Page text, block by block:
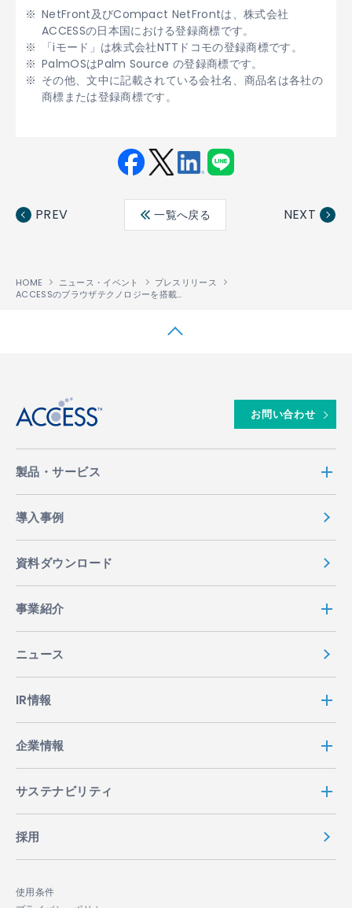
NetFront及びCompact NetFrontは、株式会社
ACCESSの日本国における登録商標です。
「iモード」は株式会社NTTドコモの登録商標です。
PalmOSはPalm Source の登録商標です。
その他、文中に記載されている会社名、商品名は各社の
商標または登録商標です。
ebo ter
edin
PREV 一覧へ戻る NEXT
HOME ニュース・イベント
プレスリリース
ACCESSのブラウザテクノロジーを搭載したHandspring社製携帯端末「Treo 600」が欧州通信事業者Orangeに採用
お問い合わせ
製品・サービス
導入事例
資料ダウンロード
事業紹介
ニュース
IR情報
企業情報
サステナビリティ
採用
使用条件